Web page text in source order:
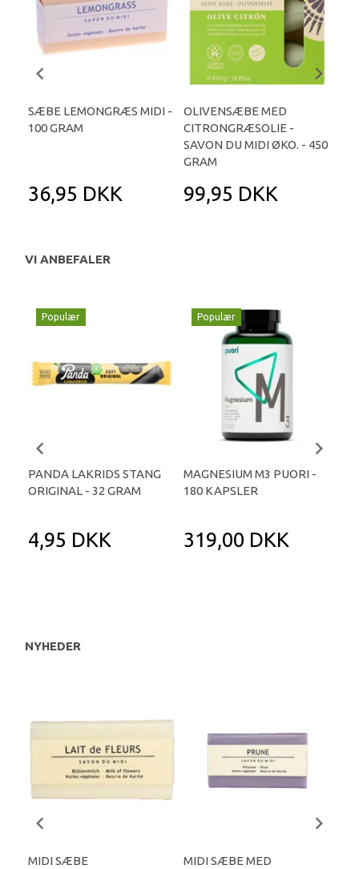
SÆBE LEMONGRÆS MIDI -
100 GRAM
36,95 DKK
OLIVENSÆBE MED
CITRONGRÆSOLIE -
SAVON DU MIDI ØKO. - 450
GRAM
99,95 DKK
VI ANBEFALER
Populær
PANDA LAKRIDS STANG
ORIGINAL - 32 GRAM
4,95 DKK
Populær
MAGNESIUM M3 PUORI -
180 KAPSLER
319,00 DKK
NYHEDER
MIDI SÆBE
MIDI SÆBE MED